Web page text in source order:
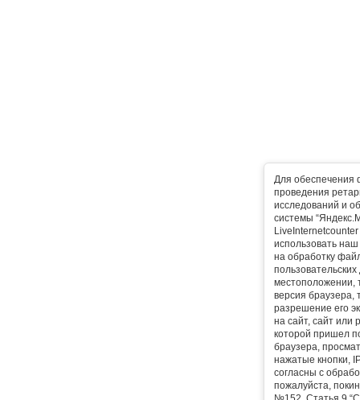
Для обеспечения
проведения
исследований и
системы
использовать
на обработку
местоположении,
версия браузера,
разрешение его
на сайт, сайт или
которой пришел
браузера,
нажатые кнопки,
согласны с
пожалуйста,